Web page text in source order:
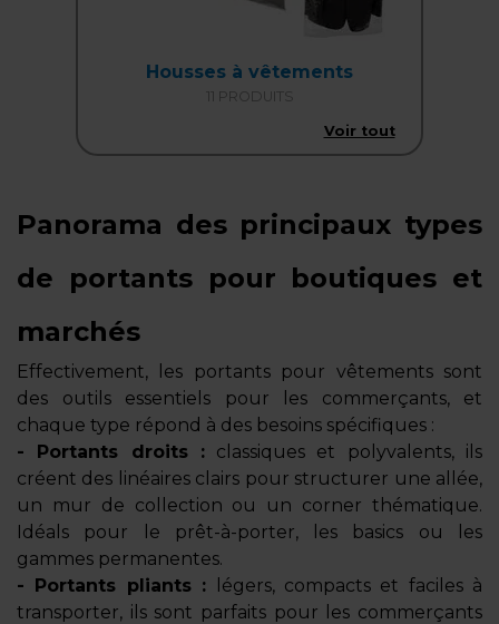
Housses à vêtements
11 PRODUITS
Voir tout
Panorama des principaux types
de portants pour boutiques et
marchés
Effectivement, les portants pour vêtements sont
des outils essentiels pour les commerçants, et
chaque type répond à des besoins spécifiques :
- Portants droits :classiques et polyvalents, ils
créent des linéaires clairs pour structurer une allée,
un mur de collection ou un corner thématique.
Idéals pour le prêt-à-porter, les basics ou les
gammes permanentes.
- Portants pliants : légers, compacts et faciles à
transporter, ils sont parfaits pour les commerçants